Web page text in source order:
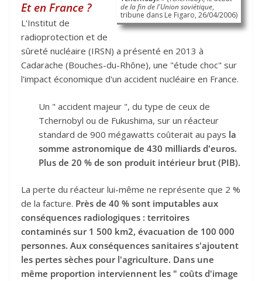
de la fin de l'Union soviétique,
tribune dans Le Figaro, 26/04/2006)
Et en France ?
L'Institut de
radioprotection et de
sûreté nucléaire (IRSN) a présenté en 2013 à
Cadarache (Bouches-du-Rhône), une "étude choc" sur
l'impact économique d'un accident nucléaire en France.
Un " accident majeur ", du type de ceux de
Tchernobyl ou de Fukushima, sur un réacteur
standard de 900 mégawatts coûterait au pays la
somme astronomique de 430 milliards d'euros.
Plus de 20 % de son produit intérieur brut (PIB).
La perte du réacteur lui-même ne représente que 2 %
de la facture. Près de 40 % sont imputables aux
conséquences radiologiques : territoires
contaminés sur 1 500 km2, évacuation de 100 000
personnes. Aux conséquences sanitaires s'ajoutent
les pertes sèches pour l'agriculture. Dans une
même proportion interviennent les " coûts d'image